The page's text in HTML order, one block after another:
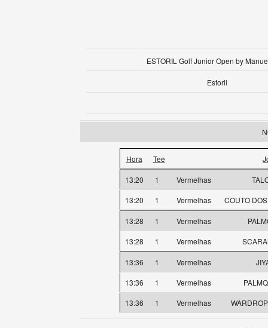
ESTORIL Golf Junior Open by
Estoril
Hora Tee
13:20 1 Vermelhas
13:20
1 Vermelhas COUTO
13:28 1 Vermelhas
13:28
1 Vermelhas
13:36 1 Vermelhas
13:36
1 Vermelhas
13:36
1 Vermelhas